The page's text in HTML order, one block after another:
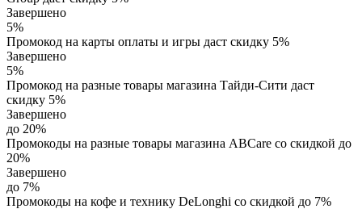
Завершено
5%
Промокод на карты оплаты и игры даст скидку 5%
Завершено
5%
Промокод на разные товары магазина Тайди-Сити даст
скидку 5%
Завершено
до 20%
Промокоды на разные товары магазина ABCare со скидкой до
20%
Завершено
до 7%
Промокоды на кофе и технику DeLonghi со скидкой до 7%